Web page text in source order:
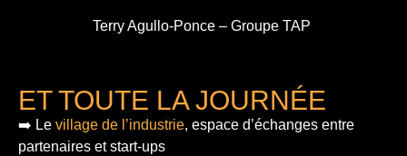
Terry Agullo-Ponce – Groupe TAP
ET TOUTE LA JOURNÉE
➡️ Le village de l’industrie, espace d’échanges entre
partenaires et start-ups